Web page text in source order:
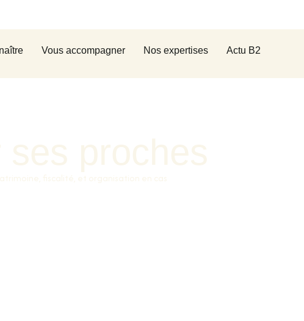
Vous accompagner Nos expertises Actu B2